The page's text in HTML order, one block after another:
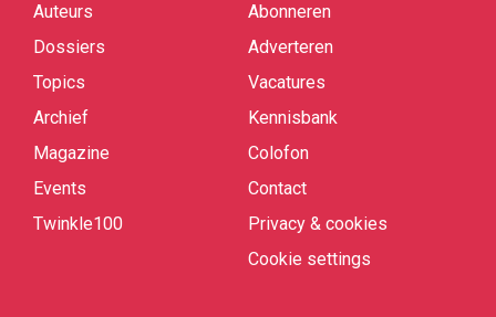
Quick
Auteurs
Dossiers
Topics
Archief
Magazine
Events
Twinkle100
Abonneren
Adverteren
Vacatures
Kennisbank
Colofon
Contact
Privacy & cookies
Cookie settings